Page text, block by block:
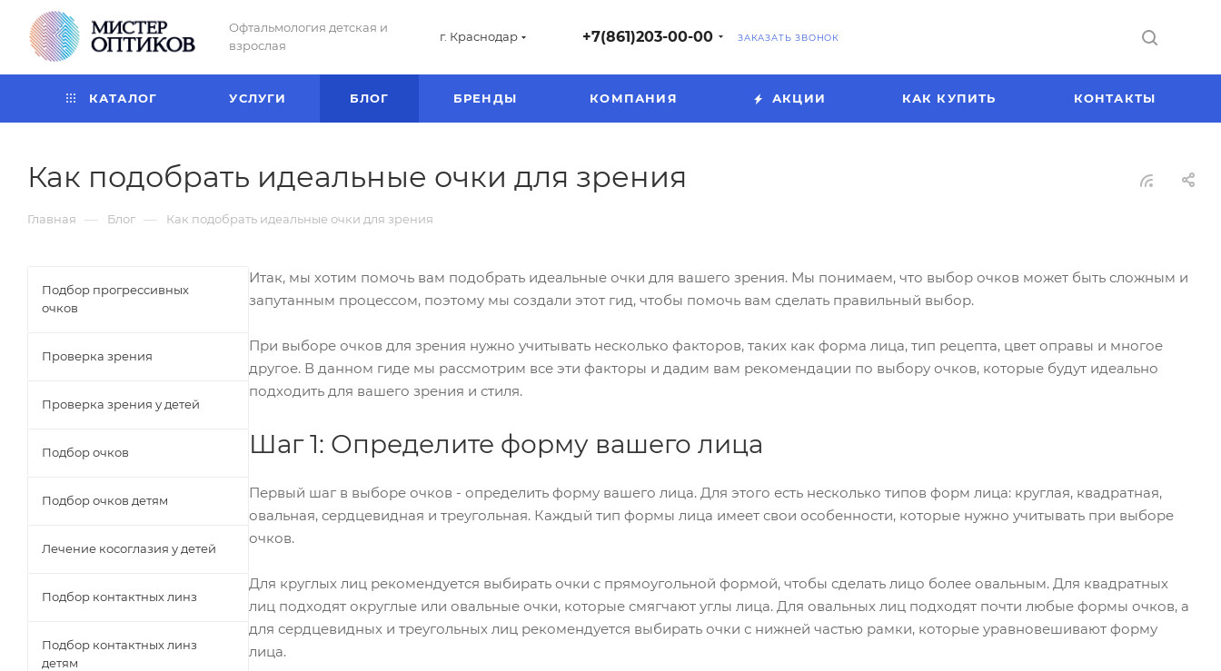
Офтальмология детская и
взрослая
г. Краснодар +7(861)203-00-00 ЗАКАЗАТЬ ЗВОНОК
КАТАЛОГ УСЛУГИ БЛОГ БРЕНДЫ КОМПАНИЯ АКЦИИ КАК КУПИТЬ КОНТАКТЫ
Как подобрать идеальные очки для зрения
Главная — Блог — Как подобрать идеальные очки для зрения
Итак, мы хотим помочь вам подобрать идеальные очки для вашего зрения. Мы понимаем, что выбор очков может быть сложным и
запутанным процессом, поэтому мы создали этот гид, чтобы помочь вам сделать правильный выбор.
При выборе очков для зрения нужно учитывать несколько факторов, таких как форма лица, тип рецепта, цвет оправы и многое
другое. В данном гиде мы рассмотрим все эти факторы и дадим вам рекомендации по выбору очков, которые будут идеально
подходить для вашего зрения и стиля.
Шаг 1: Определите форму вашего лица
Первый шаг в выборе очков - определить форму вашего лица. Для этого есть несколько типов форм лица: круглая, квадратная,
овальная, сердцевидная и треугольная. Каждый тип формы лица имеет свои особенности, которые нужно учитывать при выборе
очков.
Для круглых лиц рекомендуется выбирать очки с прямоугольной формой, чтобы сделать лицо более овальным. Для квадратных
лиц подходят округлые или овальные очки, которые смягчают углы лица. Для овальных лиц подходят почти любые формы очков, а
для сердцевидных и треугольных лиц рекомендуется выбирать очки с нижней частью рамки, которые уравновешивают форму
лица.
Подбор прогрессивных
очков
Проверка зрения
Проверка зрения у детей
Подбор очков
Подбор очков детям
Лечение косоглазия у детей
Подбор контактных линз
Подбор контактных линз
детям